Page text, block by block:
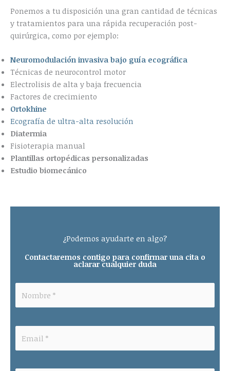
Ponemos a tu disposición una gran cantidad de técnicas
y tratamientos para una rápida recuperación post-
quirúrgica, como por ejemplo:
Neuromodulación invasiva bajo guía ecográfica
Técnicas de neurocontrol motor
Electrolisis de alta y baja frecuencia
Factores de crecimiento
Ortokhine
Ecografía de ultra-alta resolución
Diatermia
Fisioterapia manual
Plantillas ortopédicas personalizadas
Estudio biomecánico
¿Podemos ayudarte en algo?
Contactaremos contigo para confirmar una cita o
aclarar cualquier duda